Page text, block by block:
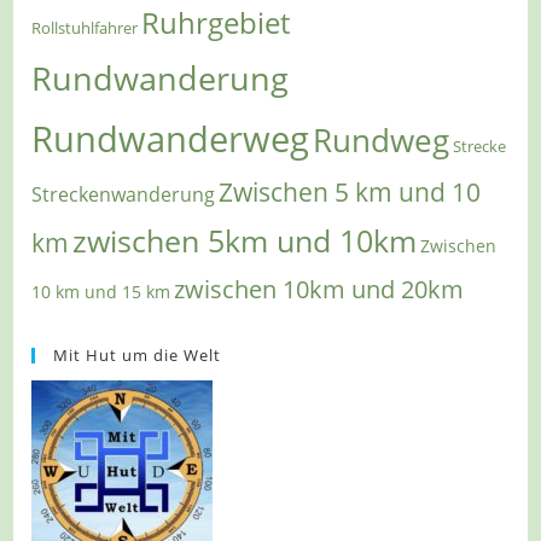
Rollstuhlfahrer Ruhrgebiet
Rundwanderung
RundwanderwegRundwegStrecke
StreckenwanderungZwischen 5 km und 10
km zwischen 5km und 10km Zwischen
10 km und 15 km zwischen 10km und 20km
Mit Hut um die Welt